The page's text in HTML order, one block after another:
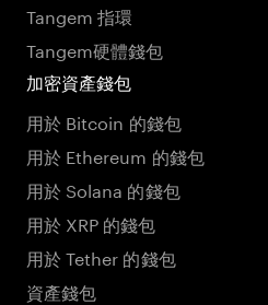
Tangem 指環
Tangem硬體錢包
加密資產錢包
用於 Bitcoin 的錢包
用於 Ethereum 的錢包
用於 Solana 的錢包
用於 XRP 的錢包
用於 Tether 的錢包
資產錢包